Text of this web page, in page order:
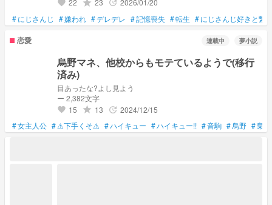
favorite 22 grade 23 update 2026/01/20
#にじさんじ #嫌われ #デレデレ #記憶喪失 #転生 #にじさんじ好きと繋
恋愛 連載中 夢小説
烏野マネ、他校からもモテているようで(移行
済み)
目あったな?よし見よう
ー 2,382文字
favorite 15 grade 13 update 2024/12/15
#女主人公 #⚠下手くそ⚠ #ハイキュー #ハイキュー!! #音駒 #烏野 #梟谷